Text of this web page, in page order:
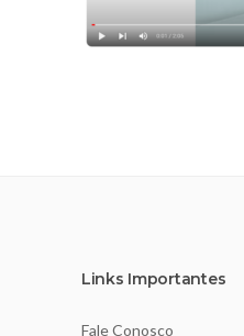
Links Importantes
Fale Conosco